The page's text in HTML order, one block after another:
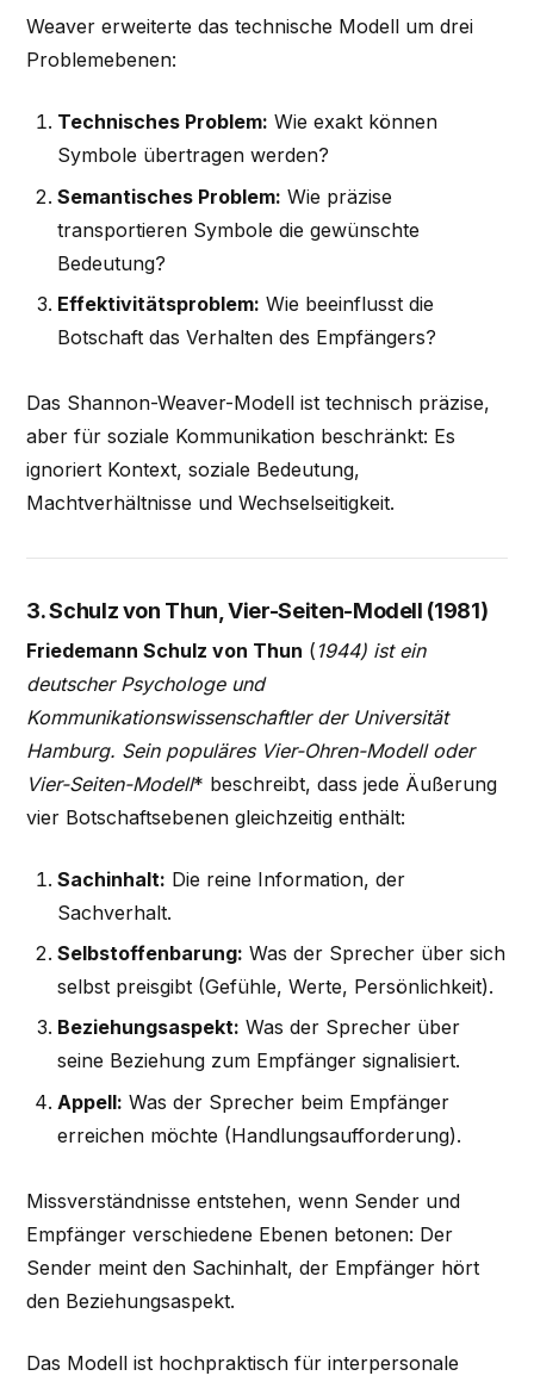
Weaver erweiterte das technische Modell um drei
Problemebenen:
Technisches Problem: Wie exakt können
Symbole übertragen werden?
Semantisches Problem: Wie präzise
transportieren Symbole die gewünschte
Bedeutung?
Effektivitätsproblem: Wie beeinflusst die
Botschaft das Verhalten des Empfängers?
Das Shannon-Weaver-Modell ist technisch präzise,
aber für soziale Kommunikation beschränkt: Es
ignoriert Kontext, soziale Bedeutung,
Machtverhältnisse und Wechselseitigkeit.
3. Schulz von Thun, Vier-Seiten-Modell (1981)
Friedemann Schulz von Thun ( 1944) ist ein
deutscher Psychologe und
Kommunikationswissenschaftler der Universität
Hamburg. Sein populäres Vier-Ohren-Modelloder
Vier-Seiten-Modell* beschreibt, dass jede Äußerung
vier Botschaftsebenen gleichzeitig enthält:
Sachinhalt: Die reine Information, der
Sachverhalt.
Selbstoffenbarung: Was der Sprecher über sich
selbst preisgibt (Gefühle, Werte, Persönlichkeit).
Beziehungsaspekt: Was der Sprecher über
seine Beziehung zum Empfänger signalisiert.
Appell: Was der Sprecher beim Empfänger
erreichen möchte (Handlungsaufforderung).
Missverständnisse entstehen, wenn Sender und
Empfänger verschiedene Ebenen betonen: Der
Sender meint den Sachinhalt, der Empfänger hört
den Beziehungsaspekt.
Das Modell ist hochpraktisch für interpersonale